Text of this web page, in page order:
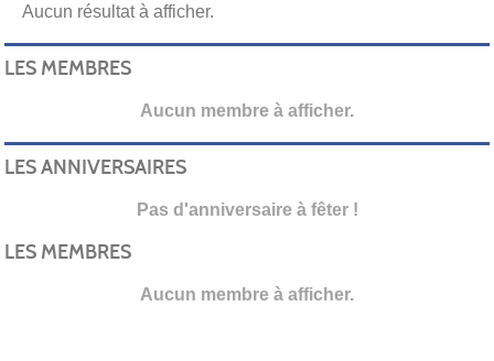
Aucun résultat à afficher.
LES MEMBRES
Aucun membre à afficher.
LES ANNIVERSAIRES
Pas d'anniversaire à fêter !
LES MEMBRES
Aucun membre à afficher.